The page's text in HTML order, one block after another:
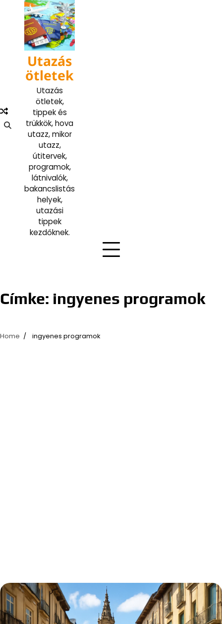
content
Utazás
ötletek
Utazás
ötletek,
tippek és
trükkök, hova
utazz, mikor
utazz,
útitervek,
programok,
látnivalók,
bakancslistás
helyek,
utazási
tippek
kezdőknek.
Címke: ingyenes programok
Home ingyenes programok